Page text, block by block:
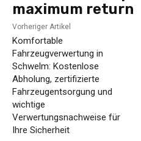
maximum return
Vorheriger Artikel
Komfortable
Fahrzeugverwertung in
Schwelm: Kostenlose
Abholung, zertifizierte
Fahrzeugentsorgung und
wichtige
Verwertungsnachweise für
Ihre Sicherheit